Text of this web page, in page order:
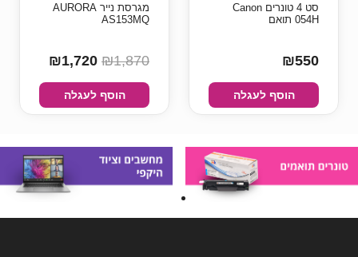
סט 4 ‏טונרים Canon
054H תואם
₪550
הוסף לעגלה
מגרסת נייר AURORA
AS153MQ
₪1,870
הוסף לעגלה